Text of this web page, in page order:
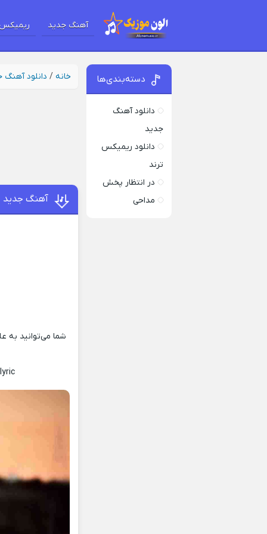
آهنگ جدید
خانه / دانلود آهنگ
آهنگ جدید
شما می‌توانید به
دسته‌بندی‌ها
دانلود آهنگ
جدید
دانلود ریمیکس
ترند
در انتظار پخش
مداحی